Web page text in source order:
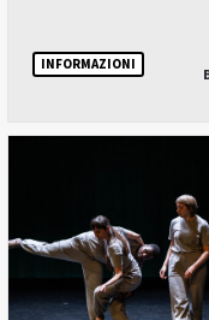
INFORMAZIONI